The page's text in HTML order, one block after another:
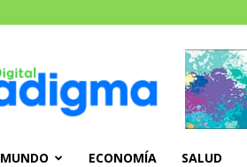
Paradigma
MUNDO ECONOMÍA SALUD